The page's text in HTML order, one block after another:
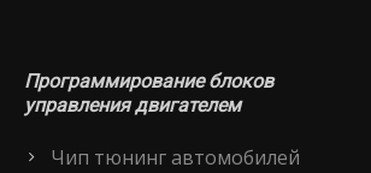
Программирование блоков
управления двигателем
Чип тюнинг автомобилей